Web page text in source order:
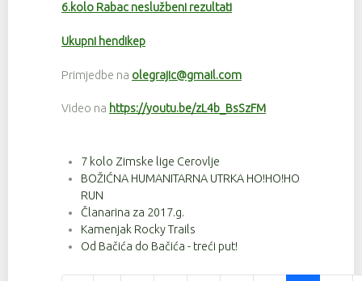
6.kolo Rabac neslužbeni rezultati
Ukupni hendikep
Primjedbe na olegrajic@gmail.com
Video na https://youtu.be/zL4b_BsSzFM
7 kolo Zimske lige Cerovlje
BOŽIĆNA HUMANITARNA UTRKA HO!HO!HO
RUN
Članarina za 2017.g.
Kamenjak Rocky Trails
Od Bačića do Bačića - treći put!